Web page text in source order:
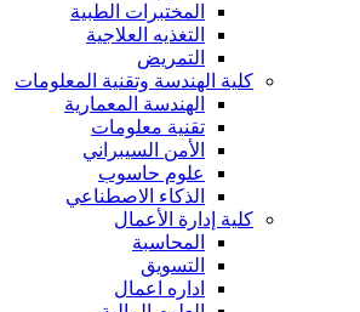
المختبرات الطبية
التغذيه العلاجية
التمريض
كلية الهندسة وتقنية المعلومات
الهندسة المعمارية
تقنية معلومات
الأمن السيبراني
علوم حاسوب
الذكاء الاصطناعي
كلية إدارة الأعمال
المحاسبة
التسويق
اداره اعمال